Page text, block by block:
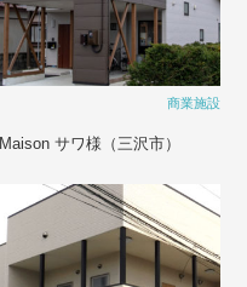
商業施設
Maison サワ様（三沢市）